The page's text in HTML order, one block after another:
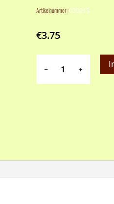
Artikelnummer:020215
€3.75
beslagspuit
aantal